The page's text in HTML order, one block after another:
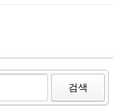
검색